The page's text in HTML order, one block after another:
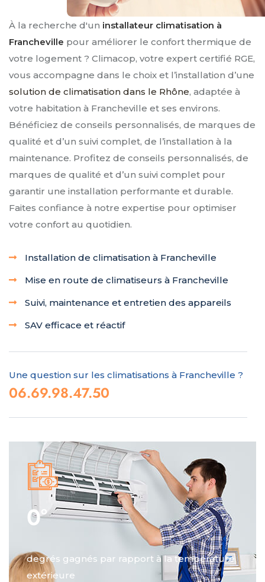
À la recherche d'un installateur climatisation à
Francheville pour améliorer le confort thermique de
votre logement ? Climacop, votre expert certifié RGE,
vous accompagne dans le choix et l’installation d’une
solution de climatisation dans le Rhône, adaptée à
votre habitation à Francheville et ses environs.
Bénéficiez de conseils personnalisés, de marques de
qualité et d’un suivi complet, de l’installation à la
maintenance. Profitez de conseils personnalisés, de
marques de qualité et d’un suivi complet pour
garantir une installation performante et durable.
Faites confiance à notre expertise pour optimiser
votre confort au quotidien.
Installation de climatisation à Francheville
Mise en route de climatiseurs à Francheville
Suivi, maintenance et entretien des appareils
SAV efficace et réactif
Une question sur les climatisations à Francheville ?
06.69.98.47.50
0°
degrés gagnés par rapport à la température
extérieure